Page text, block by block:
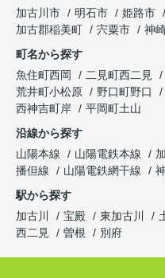
加古川市
明石市 姫路市
加古郡稲美町
宍粟市
神
町名から探す
魚住町西岡
二見町西二見
荒井町小松原
野口町野口
西神吉町岸
平岡町土山
沿線から探す
山陽本線
山陽電鉄本線
播但線
山陽電鉄網干線
駅から探す
加古川
宝殿 東加古川
西二見
曽根 別府